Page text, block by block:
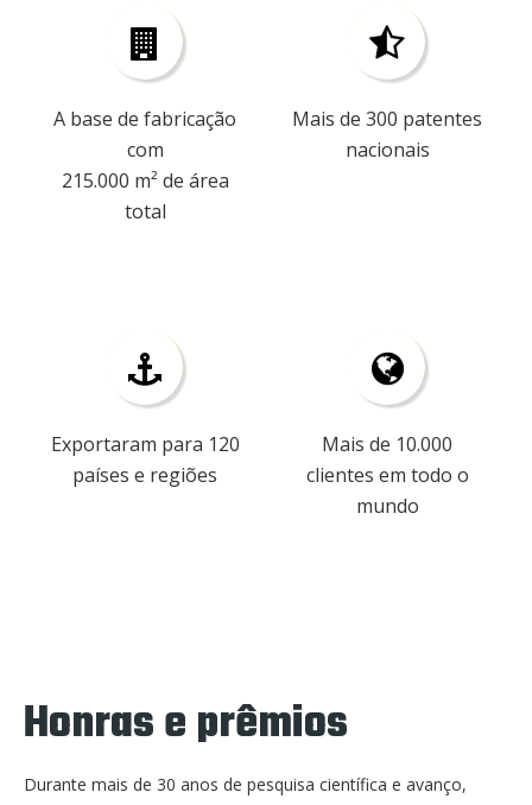
A base de fabricação
com
215.000 m² de área
total
Mais de 300 patentes
nacionais
Exportaram para 120
países e regiões
Mais de 10.000
clientes em todo o
mundo
Honras e prêmios
Durante mais de 30 anos de pesquisa científica e avanço,